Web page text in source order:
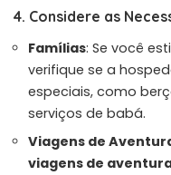
4. Considere as
Famílias: Se você
verifique se a
especiais, como
serviços de babá.
Viagens de
viagens de